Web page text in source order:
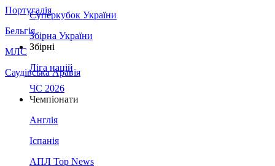
Португалія
Бельгія
МЛС
Саудівська Аравія
Суперкубок України
Збірна України
Збірні
Ліга націй
ЧС 2026
Чемпіонати
Англія
Іспанія
АПЛ Top News